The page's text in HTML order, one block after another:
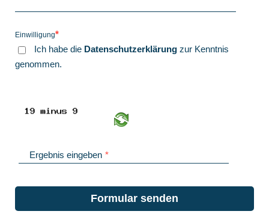
Einwilligung*
Ich habe die Daten­schutz­erklärungzur Kenntnis
genommen.
Ergebnis eingeben *
Formular senden